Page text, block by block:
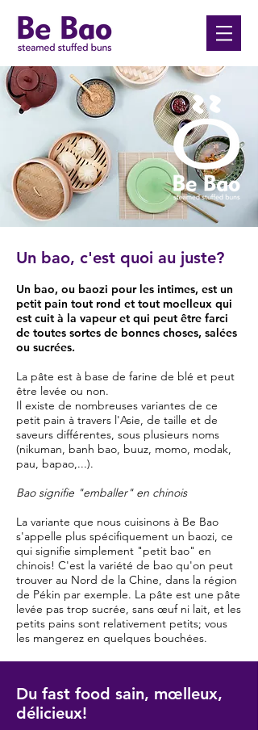
Un bao, c'est quoi au juste?
Un bao, ou baozi pour les intimes, est un
petit pain tout rond et tout moelleux qui
est cuit à la vapeur et qui peut être farci
de toutes sortes de bonnes choses, salées
ou sucrées.
La pâte est à base de farine de blé et peut
être levée ou non.
Il existe de nombreuses variantes de ce
petit pain à travers l'Asie, de taille et de
saveurs différentes, sous plusieurs noms
(nikuman, banh bao, buuz, momo, modak,
pau, bapao,...).
Bao signifie "emballer" en chinois
La variante que nous cuisinons à Be Bao
s'appelle plus spécifiquement un baozi, ce
qui signifie simplement "petit bao" en
chinois! C'est la variété de bao qu'on peut
trouver au Nord de la Chine, dans la région
de Pékin par exemple. La pâte est une pâte
levée pas trop sucrée, sans œuf ni lait, et les
petits pains sont relativement petits; vous
les mangerez en quelques bouchées.
Du fast food sain, mœlleux,
délicieux!